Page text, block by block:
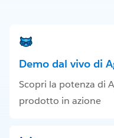
Demo dal vivo di
Scopri la potenza di
prodotto in azione